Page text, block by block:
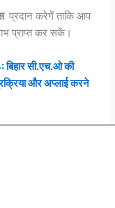
प्रदान करेगें ताकि आप
प्राप्त कर सकें।
सी.एच.ओ की
और अप्लाई करने